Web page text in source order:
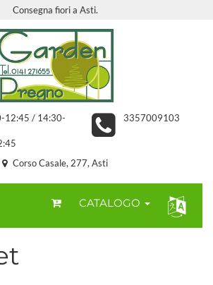
Consegna fiori a Asti.
12:45 / 14:30-
3357009103
Corso Casale, 277, Asti
CATALOGO